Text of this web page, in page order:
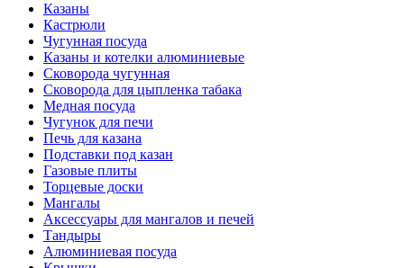
Казаны
Кастрюли
Чугунная посуда
Казаны и котелки алюминиевые
Сковорода чугунная
Сковорода для цыпленка табака
Медная посуда
Чугунок для печи
Печь для казана
Подставки под казан
Газовые плиты
Торцевые доски
Мангалы
Аксессуары для мангалов и печей
Тандыры
Алюминиевая посуда